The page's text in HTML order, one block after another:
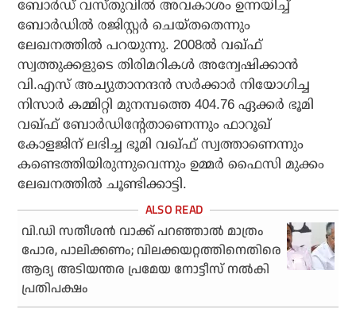
ബോര്‍ഡ് വസ്തുവില്‍ അവകാശം ഉന്നയിച്ച്
ബോര്‍ഡില്‍ രജിസ്റ്റര്‍ ചെയ്തതെന്നും
ലേഖനത്തില്‍ പറയുന്നു. 2008ല്‍ വഖ്ഫ്
സ്വത്തുക്കളുടെ തിരിമറികള്‍ അന്വേഷിക്കാന്‍
വി.എസ് അച്യുതാനന്ദന്‍ സര്‍ക്കാര്‍ നിയോഗിച്ച
നിസാര്‍ കമ്മിറ്റി മുനമ്പത്തെ 404.76 ഏക്കര്‍ ഭൂമി
വഖ്ഫ് ബോര്‍ഡിന്റേതാണെന്നും ഫാറൂഖ്
കോളജിന് ലഭിച്ച ഭൂമി വഖ്ഫ് സ്വത്താണെന്നും
കണ്ടെത്തിയിരുന്നുവെന്നും ഉമ്മര്‍ ഫൈസി മുക്കം
ലേഖനത്തില്‍ ചൂണ്ടിക്കാട്ടി.
വി.ഡി സതീശന്‍ വാക്ക് പറഞ്ഞാല്‍ മാത്രം
പോര, പാലിക്കണം; വിലക്കയറ്റത്തിനെതിരെ
ആദ്യ അടിയന്തര പ്രമേയ നോട്ടീസ് നല്‍കി
പ്രതിപക്ഷം